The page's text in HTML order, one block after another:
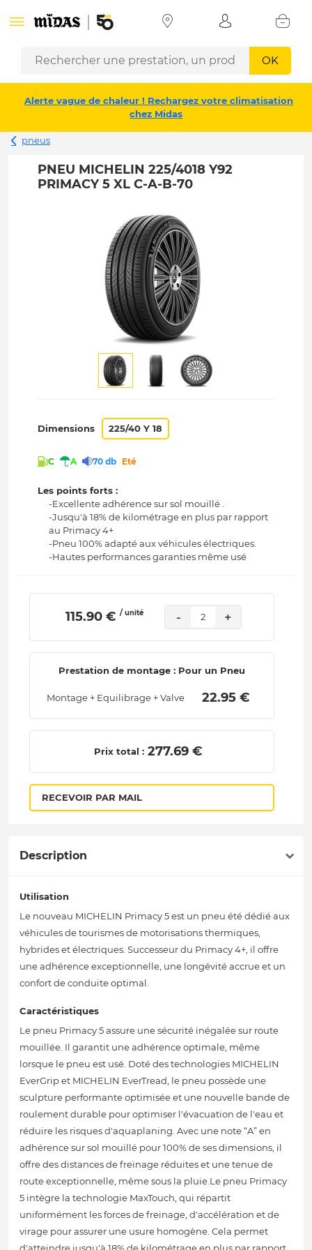
OK
Alerte vague de chaleur ! Rechargez votre climatisation
chez Midas
pneus
PNEU MICHELIN 225/4018 Y92
PRIMACY 5 XL C-A-B-70
Dimensions 225/40 Y 18
C A 70 db Eté
Les points forts :
-Excellente adhérence sur sol mouillé .
-Jusqu'à 18% de kilométrage en plus par rapport
au Primacy 4+
-Pneu 100% adapté aux véhicules électriques.
-Hautes performances garanties même usé
115.90 € / unité - 2 +
Prestation de montage : Pour un Pneu
Montage + Equilibrage + Valve 22.95 €
Prix total : 277.69 €
RECEVOIR PAR MAIL
Description
Utilisation
Le nouveau MICHELIN Primacy 5 est un pneu été dédié aux
véhicules de tourismes de motorisations thermiques,
hybrides et électriques. Successeur du Primacy 4+, il offre
une adhérence exceptionnelle, une longévité accrue et un
confort de conduite optimal.
Caractéristiques
Le pneu Primacy 5 assure une sécurité inégalée sur route
mouillée. Il garantit une adhérence optimale, même
lorsque le pneu est usé. Doté des technologies MICHELIN
EverGrip et MICHELIN EverTread, le pneu possède une
sculpture performante optimisée et une nouvelle bande de
roulement durable pour optimiser l'évacuation de l'eau et
réduire les risques d'aquaplaning. Avec une note “A” en
adhérence sur sol mouillé pour 100% de ses dimensions, il
offre des distances de freinage réduites et une tenue de
route exceptionnelle, même sous la pluie.Le pneu Primacy
5 intègre la technologie MaxTouch, qui répartit
uniformément les forces de freinage, d'accélération et de
virage pour assurer une usure homogène. Cela permet